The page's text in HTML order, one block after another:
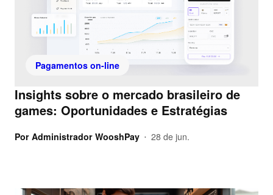
Pagamentos on-line
Insights sobre o mercado brasileiro de
games: Oportunidades e Estratégias
Por Administrador WooshPay • 28 de jun.